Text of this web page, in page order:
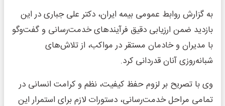
به گزارش روابط عمومی بیمه ایران، دکتر علی جباری در این
بازدید ضمن ارزیابی دقیق فرآیندهای خدمت‌رسانی و گفت‌وگو
با مدیران و خادمان مستقر در مواکب، از تلاش‌های
شبانه‌روزی آنان قدردانی کرد.
وی با تصریح بر لزوم حفظ کیفیت، نظم و کرامت انسانی در
تمامی مراحل خدمت‌رسانی، دستورات لازم برای استمرار این